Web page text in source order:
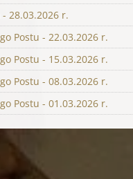
28.03.2026 r.
Postu - 22.03.2026 r.
Postu - 15.03.2026 r.
Postu - 08.03.2026 r.
Postu - 01.03.2026 r.